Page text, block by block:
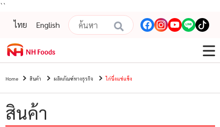
``
ไทย
English
Home สินค้า ผลิตภัณฑ์ทางธุรกิจ ไก่นึ่งแช่แข็ง
สินค้า